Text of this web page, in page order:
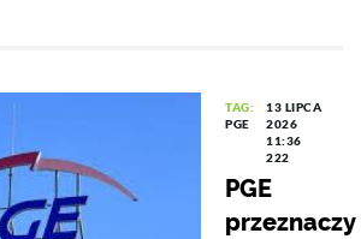
TAG:
PGE
13 LIPCA
2026
11:36
222
PGE
przeznaczy